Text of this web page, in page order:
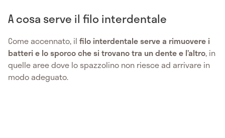
A cosa serve il filo interdentale
Come accennato, il filo interdentale serve a rimuovere i
batteri e lo sporco che si trovano tra un dente e l’altro, in
quelle aree dove lo spazzolino non riesce ad arrivare in
modo adeguato.